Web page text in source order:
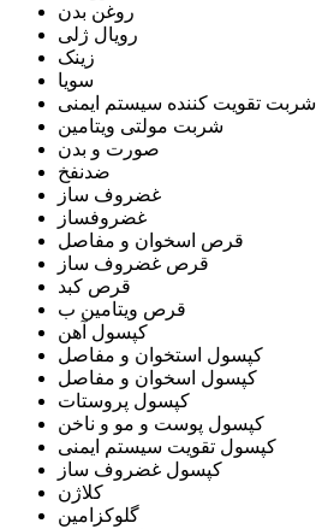
روغن بدن
رویال ژلی
زینک
سویا
شربت تقویت کننده سیستم ایمنی
شربت مولتی ویتامین
صورت و بدن
ضدنفخ
غضروف ساز
غضروفساز
قرص اسخوان و مفاصل
قرص غضروف ساز
قرص کبد
قرص ویتامین ب
کپسول آهن
کپسول استخوان و مفاصل
کپسول اسخوان و مفاصل
کپسول پروستات
کپسول پوست و مو و ناخن
کپسول تقویت سیستم ایمنی
کپسول غضروف ساز
کلاژن
گلوکزامین